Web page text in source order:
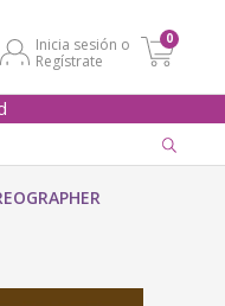
Inicia sesión o
Regístrate
0